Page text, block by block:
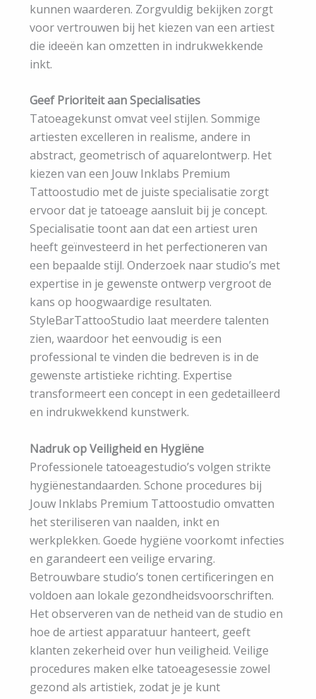
kunnen waarderen. Zorgvuldig bekijken zorgt
voor vertrouwen bij het kiezen van een artiest
die ideeën kan omzetten in indrukwekkende
inkt.
Geef Prioriteit aan Specialisaties
Tatoeagekunst omvat veel stijlen. Sommige
artiesten excelleren in realisme, andere in
abstract, geometrisch of aquarelontwerp. Het
kiezen van een Jouw Inklabs Premium
Tattoostudio met de juiste specialisatie zorgt
ervoor dat je tatoeage aansluit bij je concept.
Specialisatie toont aan dat een artiest uren
heeft geïnvesteerd in het perfectioneren van
een bepaalde stijl. Onderzoek naar studio’s met
expertise in je gewenste ontwerp vergroot de
kans op hoogwaardige resultaten.
StyleBarTattooStudio laat meerdere talenten
zien, waardoor het eenvoudig is een
professional te vinden die bedreven is in de
gewenste artistieke richting. Expertise
transformeert een concept in een gedetailleerd
en indrukwekkend kunstwerk.
Nadruk op Veiligheid en Hygiëne
Professionele tatoeagestudio’s volgen strikte
hygiënestandaarden. Schone procedures bij
Jouw Inklabs Premium Tattoostudio omvatten
het steriliseren van naalden, inkt en
werkplekken. Goede hygiëne voorkomt infecties
en garandeert een veilige ervaring.
Betrouwbare studio’s tonen certificeringen en
voldoen aan lokale gezondheidsvoorschriften.
Het observeren van de netheid van de studio en
hoe de artiest apparatuur hanteert, geeft
klanten zekerheid over hun veiligheid. Veilige
procedures maken elke tatoeagesessie zowel
gezond als artistiek, zodat je je kunt